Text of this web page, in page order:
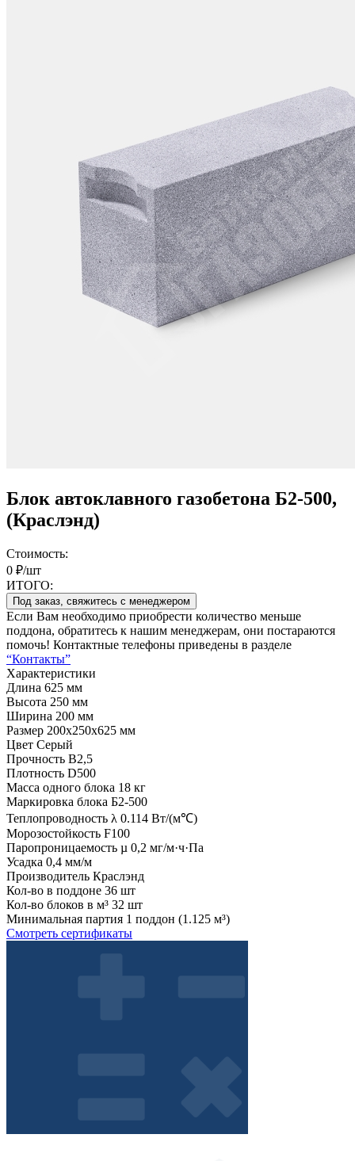
Блок автоклавного газобетона Б2-500,
(Краслэнд)
Стоимость:
0 ₽/шт
ИТОГО:
Под заказ, свяжитесь с менеджером
Если Вам необходимо приобрести количество меньше
поддона, обратитесь к нашим менеджерам, они постараются
помочь! Контактные телефоны приведены в разделе
“Контакты”
Характеристики
Длина 625 мм
Высота 250 мм
Ширина 200 мм
Размер 200x250x625 мм
Цвет Серый
Прочность B2,5
Плотность D500
Масса одного блока 18 кг
Маркировка блока Б2-500
Теплопроводность λ 0.114 Вт/(м℃)
Морозостойкость F100
Паропроницаемость µ 0,2 мг/м·ч·Па
Усадка 0,4 мм/м
Производитель Краслэнд
Кол-во в поддоне 36 шт
Кол-во блоков в м³ 32 шт
Минимальная партия 1 поддон (1.125 м³)
Смотреть сертификаты